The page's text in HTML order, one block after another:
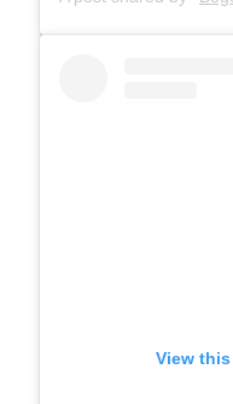
View